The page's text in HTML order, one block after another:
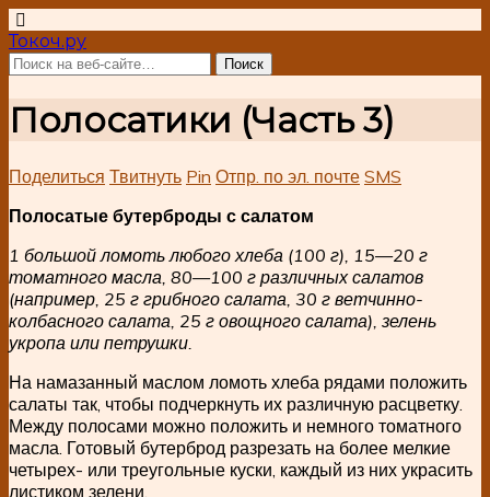
Токоч.ру
Полосатики (Часть 3)
Поделиться Твитнуть Pin Отпр. по эл. почте SMS
Полосатые бутерброды с салатом
1 большой ломоть любого хлеба (100 г), 15—20 г
томатного масла, 80—100 г различных салатов
(например, 25 г грибного салата, 30 г ветчинно-
колбасного салата, 25 г овощного салата), зелень
укропа или петрушки.
На намазанный маслом ломоть хлеба рядами положить
салаты так, чтобы подчеркнуть их различную расцветку.
Между полосами можно положить и немного томатного
масла. Готовый бутерброд разрезать на более мелкие
четырех- или треугольные куски, каждый из них украсить
листиком зелени.